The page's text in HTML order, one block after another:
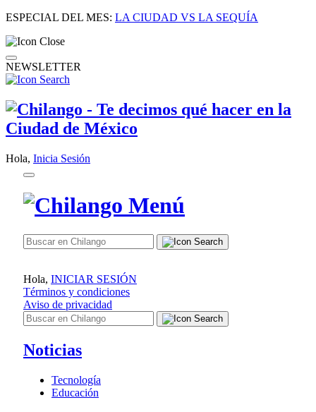
ESPECIAL DEL MES: LA CIUDAD VS LA SEQUÍA
NEWSLETTER
Hola, Inicia Sesión
Hola, INICIAR SESIÓN
Términos y condiciones
Aviso de privacidad
Noticias
Tecnología
Educación